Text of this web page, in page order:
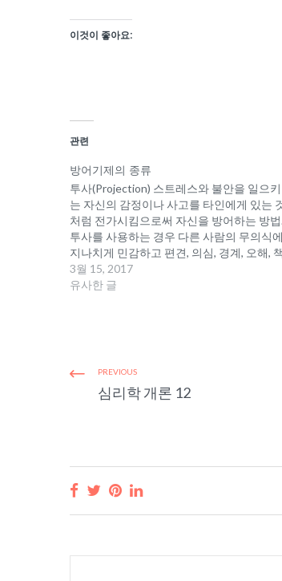
이것이 좋아요:
관련
방어기제의 종류
투사(Projection) 스트레스와 불안을 일으키
는 자신의 감정이나 사고를 타인에게 있는
처럼 전가시킴으로써 자신을 방어하는 방법.
투사를 사용하는 경우 다른 사람의 무의식에
지나치게 민감하고 편견, 의심, 경계, 오해, 책
임전가 등의 현실왜곡이 나타난다. 망상증후
군에서 흔히 사용된다. 스스로 수용할 수 없는
3월 15, 2017
유사한 글
PREVIOUS
심리학 개론 12